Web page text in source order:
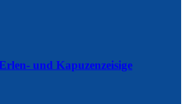
und Kapuzenzeisige